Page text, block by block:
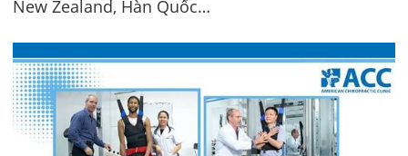
New Zealand, Hàn Quốc…